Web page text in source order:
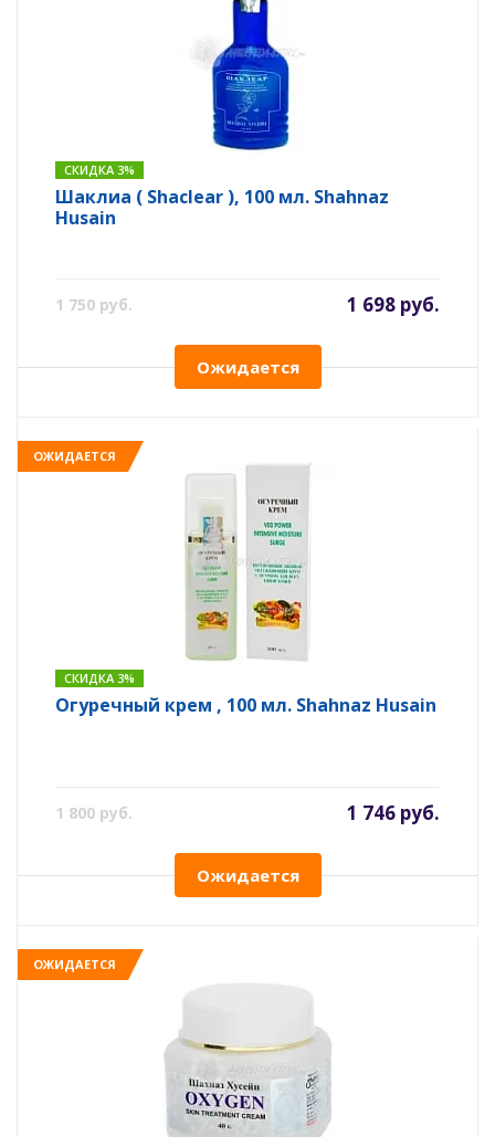
СКИДКА 3%
Шаклиа ( Shaclear ), 100 мл. Shahnaz
Husain
1 750 руб. 1 698 руб.
Ожидается
ОЖИДАЕТСЯ
СКИДКА 3%
Огуречный крем , 100 мл. Shahnaz Husain
1 800 руб. 1 746 руб.
Ожидается
ОЖИДАЕТСЯ